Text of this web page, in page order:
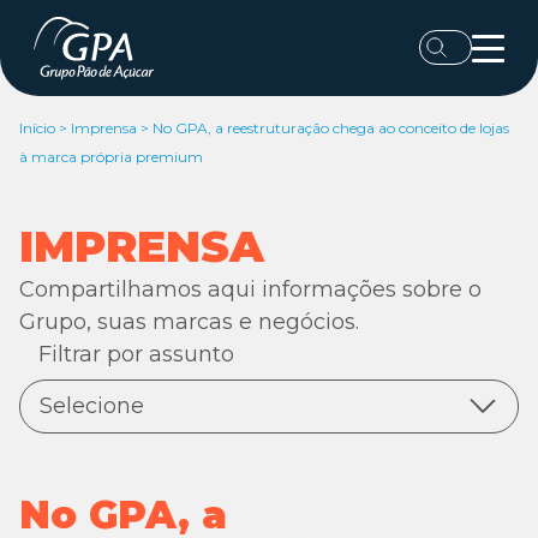
Início > Imprensa > No GPA, a reestruturação chega ao conceito de lojas
à marca própria premium
IMPRENSA
Compartilhamos aqui informações sobre o
Grupo, suas marcas e negócios.
Filtrar por assunto
Selecione
Todas as notícias
Digital
No GPA, a